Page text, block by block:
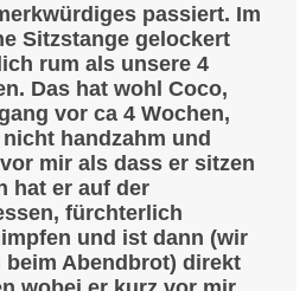
passiert. Im
Sitzstange gelockert
rum als unsere 4
Das hat wohl Coco,
vor ca 4 Wochen,
handzahm und
mir als dass er sitzen
hat er auf der
fürchterlich
und ist dann (wir
Abendbrot) direkt